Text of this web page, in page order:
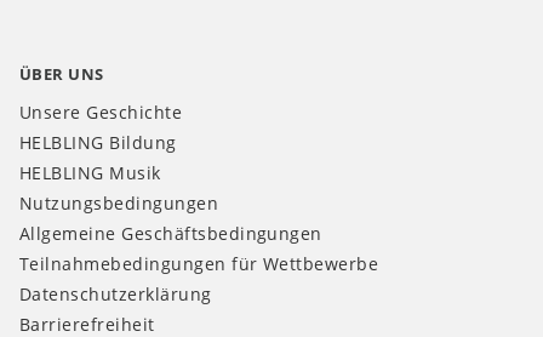
ÜBER UNS
Unsere Geschichte
HELBLING Bildung
HELBLING Musik
Nutzungsbedingungen
Allgemeine Geschäftsbedingungen
Teilnahmebedingungen für Wettbewerbe
Datenschutzerklärung
Barrierefreiheit